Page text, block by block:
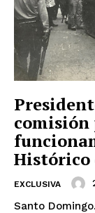
comisión
Histórico
EXCLUSIVA
Santo